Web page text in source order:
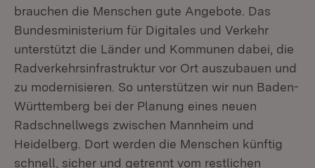
brauchen die Menschen gute Angebote. Das
Bundesministerium für Digitales und Verkehr
unterstützt die Länder und Kommunen dabei, die
Radverkehrsinfrastruktur vor Ort auszubauen und
zu modernisieren. So unterstützen wir nun Baden-
Württemberg bei der Planung eines neuen
Radschnellwegs zwischen Mannheim und
Heidelberg. Dort werden die Menschen künftig
schnell, sicher und getrennt vom restlichen